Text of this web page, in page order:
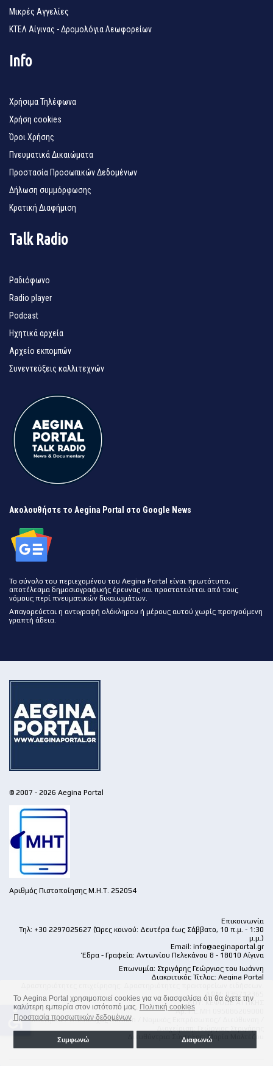
Το Aegina Portal χρησιμοποιεί cookies για να διασφαλίσει ότι θα έχετε την
καλύτερη εμπειρία στον ιστότοπό μας. Πολιτική cookies
Προστασία προσωπικών δεδομένων
Συμφωνώ Διαφωνώ
Μικρές Αγγελίες
ΚΤΕΛ Αίγινας - Δρομολόγια Λεωφορείων
Info
Χρήσιμα Τηλέφωνα
Χρήση cookies
Όροι Χρήσης
Πνευματικά Δικαιώματα
Προστασία Προσωπικών Δεδομένων
Δήλωση συμμόρφωσης
Κρατική Διαφήμιση
Talk Radio
Ραδιόφωνο
Radio player
Podcast
Ηχητικά αρχεία
Αρχείο εκπομπών
Συνεντεύξεις καλλιτεχνών
Ακολουθήστε το Aegina Portal στο Google News
Το σύνολο του περιεχομένου του Aegina Portal είναι πρωτότυπο,
αποτέλεσμα δημοσιογραφικής έρευνας και προστατεύεται από τους
νόμους περί πνευματικών δικαιωμάτων.
Απαγορεύεται η αντιγραφή ολόκληρου ή μέρους αυτού χωρίς προηγούμενη
γραπτή άδεια.
© 2007 - 2026 Aegina Portal
Αριθμός Πιστοποίησης Μ.Η.Τ. 252054
Επικοινωνία
Τηλ: +30 2297025627 (Ώρες κοινού: Δευτέρα έως Σάββατο, 10 π.μ. - 1:30
μ.μ.)
Email: info@aeginaportal.gr
Έδρα - Γραφεία: Αντωνίου Πελεκάνου 8 - 18010 Αίγινα
Επωνυμία: Στριγάρης Γεώργιος του Ιωάννη
Διακριτικός Τίτλος: Aegina Portal
ΑΦΜ: 035712365
ΔΟΥ: ΚΕΦΟΔΕ ΑΤΤΙΚΗΣ
Αρ. Γ.Ε.ΜΗ 095086209000
Ιδιοκτησία / Δικαιούχος Domain / Νομικός Εκπρόσωπος/ Διεύθυνση /
Διευθύντρια Σύνταξης: Μαρία Μαλτέζου
accessible